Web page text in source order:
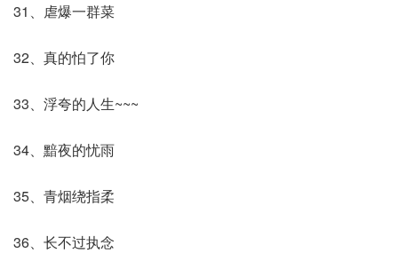
31、虐爆一群菜
32、真的怕了你
33、浮夸的人生~~~
34、黯夜的忧雨
35、青烟绕指柔
36、长不过执念